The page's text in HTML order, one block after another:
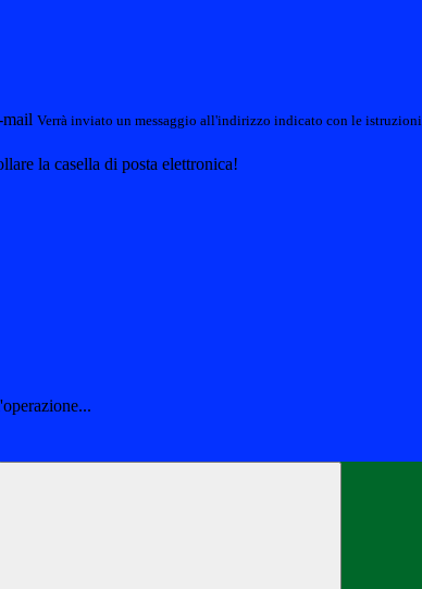
Verrà inviato un messaggio all'indirizzo indicato con le istruzioni
la casella di posta elettronica!